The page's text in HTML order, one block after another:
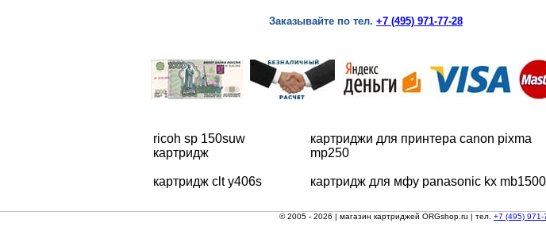
Заказывайте по тел. +7 (495) 971-77-28
ricoh sp 150suw
картридж
картриджи для принтера canon pixma
mp250
картридж clt y406s картридж для мфу panasonic kx mb1500
© 2005 - 2026 | магазин картриджей ORGshop.ru | тел. +7 (495) 971-